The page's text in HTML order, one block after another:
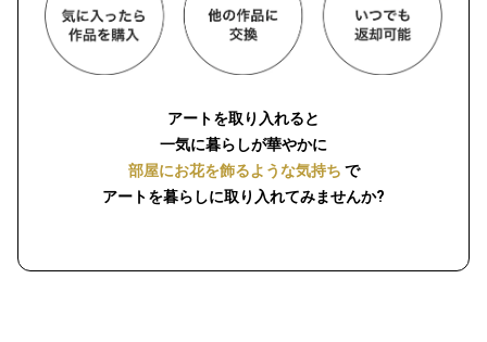
アートを取り入れると
一気に暮らしが華やかに
部屋にお花を飾るような気持ち で
アートを暮らしに取り入れてみませんか?